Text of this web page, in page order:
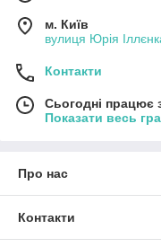
м. Київ
вулиця Юрія
Контакти
Сьогодні працює
Показати весь
Про нас
Контакти